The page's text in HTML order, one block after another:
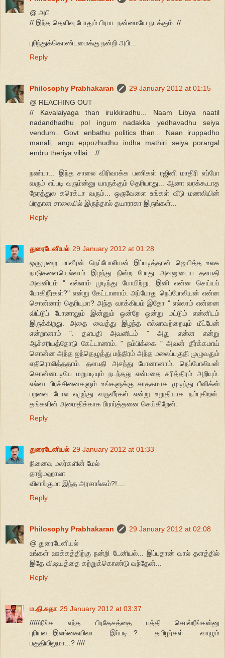
@ அபி
// இந்த தெளிவு போதும் பிரபா. நன்மையே நடக்கும். //
புரிந்துக்கொண்டமைக்கு நன்றி அபி...
Reply
Philosophy Prabhakaran
29 January 2012 at 01:15
@ REACHING OUT
// Kavalaiyaga than irukkiradhu... Naam Libya naatil
nadandhadhu pol ingum nadakka yedhavadhu seiya
vendum.. Govt enbathu politics than... Naan iruppadho
manali, angu eppozhudhu indha mathiri seiya porargal
endru theriya villai... //
நண்பா... இந்த சாலை விரிவாக்க பணிகள் ரஜினி மாதிரி எப்போ
வரும் எப்படி வரும்ன்னு யாருக்கும் தெரியாது... ஆனா வரக்கூடாத
நேரத்துல கரெக்டா வரும்... ஒருவேளை உங்கள் வீடு மணலியின்
பிரதான சாலையில் இருந்தால் தயாராகா இருங்கள்...
Reply
துரைடேனியல் 29 January 2012 at 01:28
ஒருமுறை மாவீரன் நெப்போலியன் இப்படித்தான் ஜெயித்த உலக
நாடுகளையெல்லாம் இழந்து நின்ற போது அவனுடைய தளபதி
அவனிடம் " எல்லாம் முடிந்து போயிற்று. இனி என்ன செய்யப்
போகிறீர்கள்?" என்று கேட்டானாம். அப்போது நெப்போலியன் என்ன
சொன்னார் தெரியுமா? அந்த வாக்கியம் இதோ " எல்லாம் என்னை
விட்டுப் போனாலும் இன்னும் ஒன்றே ஒன்று மட்டும் என்னிடம்
இருக்கிறது. அதை வைத்து இழந்த எல்லாவற்றையும் மீட்பேன்
என்றானாம் ". தளபதி அவனிடம் " அது என்ன என்று
ஆச்சரியத்தோடு கேட்டானாம். " நம்பிக்கை " அவன் தீர்க்கமாய்
சொன்ன அந்த ஐந்தெழுத்து மந்திரம் அந்த மலைப்பகுதி முழுவதும்
எதிரொலித்ததாம். தளபதி அசந்து போனானாம். நெப்போலியன்
சொன்னபடியே மறுபடியும் நடந்தது என்பதை சரித்திரம் அறியும்.
எல்லா பிரச்சினைகளும் உங்களுக்கு சாதகமாக முடிந்து பீனிக்‌ஸ்
பறவை போல எழுந்து வருவீர்கள் என்று உறுதியாக நம்புகிறன்.
தங்களின் அமைதிக்காக பிரார்த்தனை செய்கிறேன்.
Reply
துரைடேனியல் 29 January 2012 at 01:33
நினைவு மலர்களின் மேல்
தாஜ்மஹாலா
விளங்குமா இந்த அரசாங்கம்?!....
Reply
Philosophy Prabhakaran
29 January 2012 at 02:08
@ துரைடேனியல்
உங்கள் ஊக்கத்திற்கு நன்றி டேனியல்... இப்பதான் வால் தளத்தில்
இதே விஷயத்தை கற்றுக்கொண்டு வந்தேன்...
Reply
ம.தி.சுதா 29 January 2012 at 03:37
/////நீங்க எந்த பிரதேசத்தை பத்தி சொல்றீங்கன்னு
புரியல...இலங்கையிலா இப்படி...? தமிழர்கள் வாழும்
பகுதியிலுமா...? ////